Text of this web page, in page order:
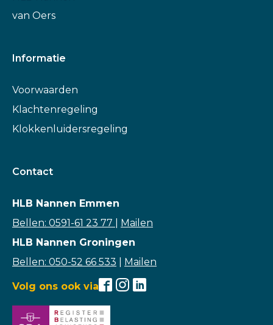
van Oers
Informatie
Voorwaarden
Klachtenregeling
Klokkenluidersregeling
Contact
HLB Nannen Emmen
Bellen: 0591-61 23 77
Mailen
HLB Nannen Groningen
Bellen: 050-52 66 533
Mailen
Volg ons ook via